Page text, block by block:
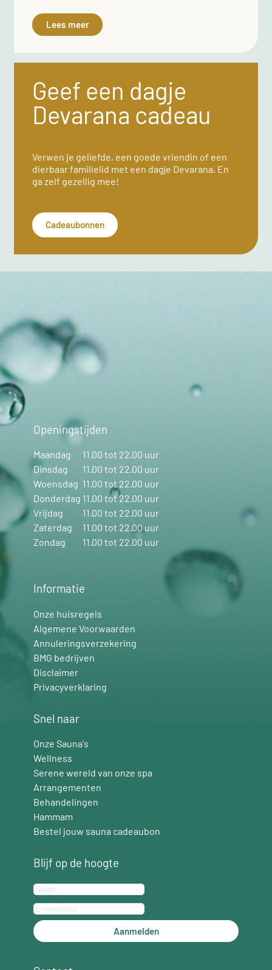
Lees meer
Geef een dagje
Devarana cadeau
Verwen je geliefde, een goede vriendin of een
dierbaar familielid met een dagje Devarana. En
ga zelf gezellig mee!
Cadeaubonnen
Openingstijden
Maandag
11.00 tot 22.00 uur
Dinsdag
11.00 tot 22.00 uur
Woensdag 11.00 tot 22.00 uur
Donderdag 11.00 tot 22.00 uur
Vrijdag
11.00 tot 22.00 uur
Zaterdag
11.00 tot 22.00 uur
Zondag
11.00 tot 22.00 uur
Informatie
Onze huisregels
Algemene Voorwaarden
Annuleringsverzekering
BMG bedrijven
Disclaimer
Privacyverklaring
Snel naar
Onze Sauna's
Wellness
Serene wereld van onze spa
Arrangementen
Behandelingen
Hammam
Bestel jouw sauna cadeaubon
Blijf op de hoogte
Aanmelden